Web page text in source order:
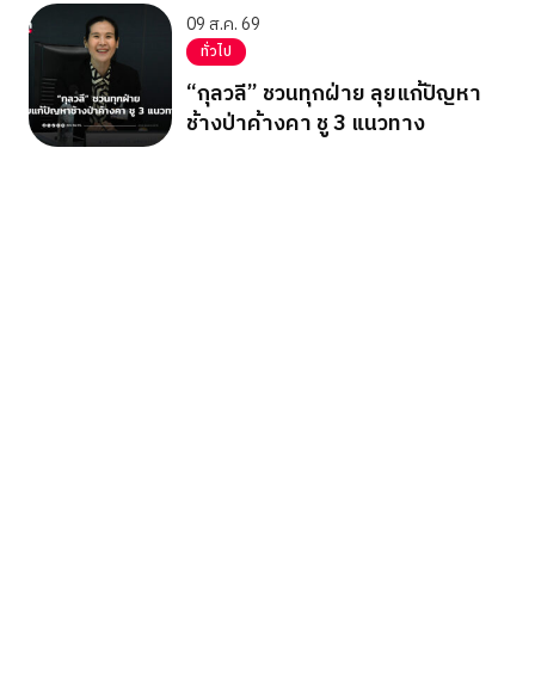
09 ส.ค. 69
ทั่วไป
“กุลวลี” ชวนทุกฝ่าย ลุยแก้ปัญหา
ช้างป่าค้างคา ชู 3 แนวทาง